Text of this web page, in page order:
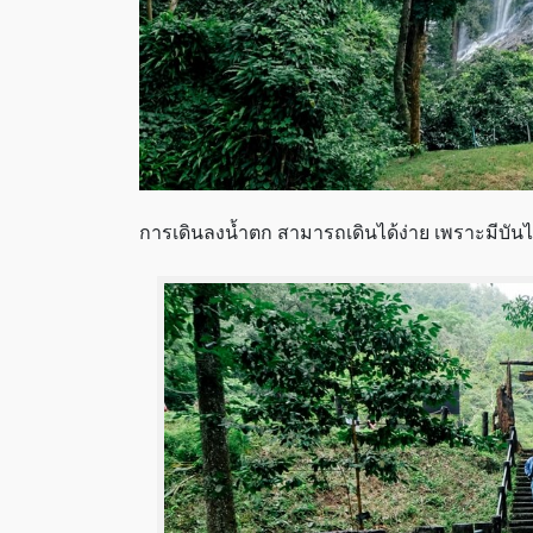
การเดินลงน้ำตก สามารถเดินได้ง่าย เพราะมีบัน